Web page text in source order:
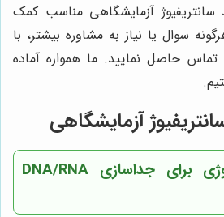
آزمایشگاهی مناسب کمک
سوال یا نیاز به مشاوره بیشتر، با
تماس حاصل نمایید. ما همواره آماده
آزمایشگاهی
چه نوع سانتریفیوژی برای جداسازی DNA/RNA